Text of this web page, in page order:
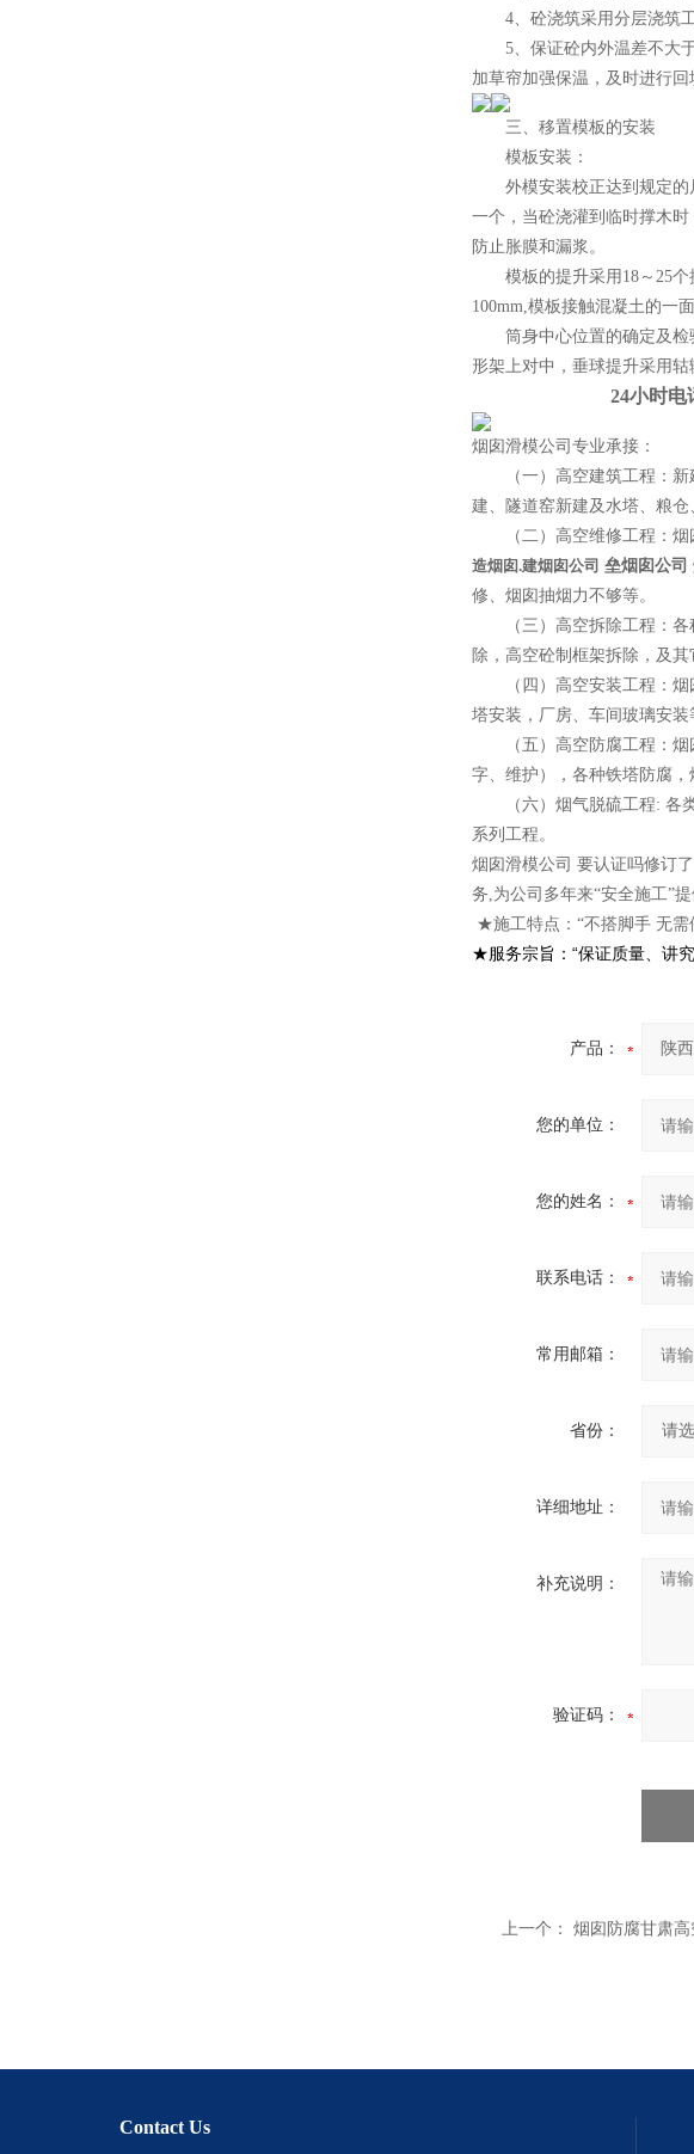
4、砼浇筑采用分层浇筑工
5、保证砼内外温差不大于
加草帘加强保温，及时进行回
三、移置模板的安装
模板安装：
外模安装校正达到规定的尺
一个，当砼浇灌到临时撑木
防止胀膜和漏浆。
模板的提升采用18～25个
100mm,模板接触混凝土的一
筒身中心位置的确定及检验
形架上对中，垂球提升采用轱
24小时电
烟囱滑模公司专业承接：
（一） 高空建筑工程：
建、隧道窑新建及水塔、粮仓
（二）高空维修工程：烟囱
造烟囱.建烟囱公司 垒烟囱公司
修、烟囱抽烟力不够等。
（三）高空拆除工程：各种
除，高空砼制框架拆除，及其
（四）高空安装工程：烟囱
塔安装，厂房、车间玻璃安装
（五）高空防腐工程：烟
字、维护），各种铁塔防腐
（六）烟气脱硫工程: 各
系列工程。
烟囱滑模公司 要认证吗修订
务,为公司多年来“安全施工”
★施工特点：“不搭脚手 无
★服务宗旨：“保证质量、讲
产品：
您的单位：
您的姓名：
联系电话：
常用邮箱：
省份：
详细地址：
补充说明：
验证码：
上一个： 烟囱防腐甘肃
Contact Us